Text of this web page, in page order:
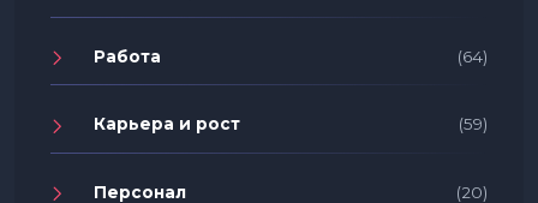
Работа (64)
Карьера и рост (59)
Персонал (20)